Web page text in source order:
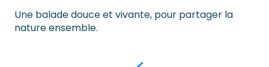
Une balade douce et vivante, pour partager la
nature ensemble.